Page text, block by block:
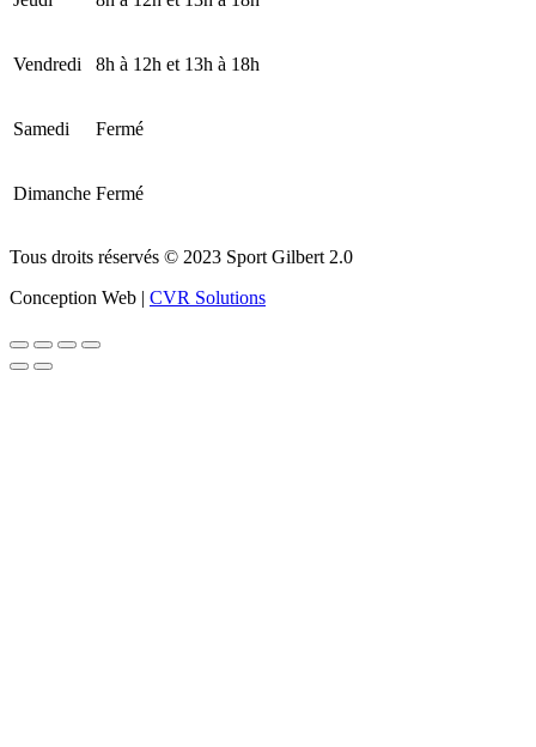
Vendredi 8h à 12h et 13h à 18h
Samedi Fermé
Dimanche Fermé
Tous droits réservés © 2023 Sport Gilbert 2.0
Conception Web | CVR Solutions